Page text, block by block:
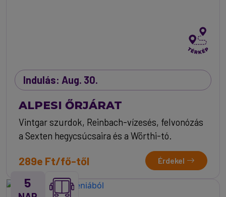
Indulás: Aug. 30.
ALPESI ŐRJÁRAT
Vintgar szurdok, Reinbach-vízesés, felvonózás
a Sexten hegycsúcsaira és a Wörthi-tó.
289e Ft/fő-től Érdekel
5